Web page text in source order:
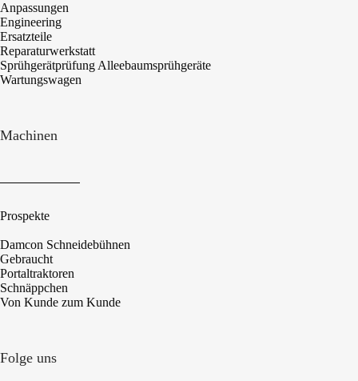
Anpassungen
Engineering
Ersatzteile
Reparaturwerkstatt
Sprühgerätprüfung Alleebaumsprühgeräte
Wartungswagen
Machinen
Prospekte
Damcon Schneidebühnen
Gebraucht
Portaltraktoren
Schnäppchen
Von Kunde zum Kunde
Folge uns